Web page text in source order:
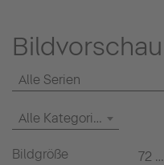
Bildvorschau
Alle Serien
Alle Kategorien
Bildgröße 72 dpi